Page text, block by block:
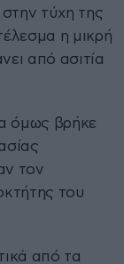
τύχη της
η μικρή
από ασιτία
όμως βρήκε
τον
του
από τα